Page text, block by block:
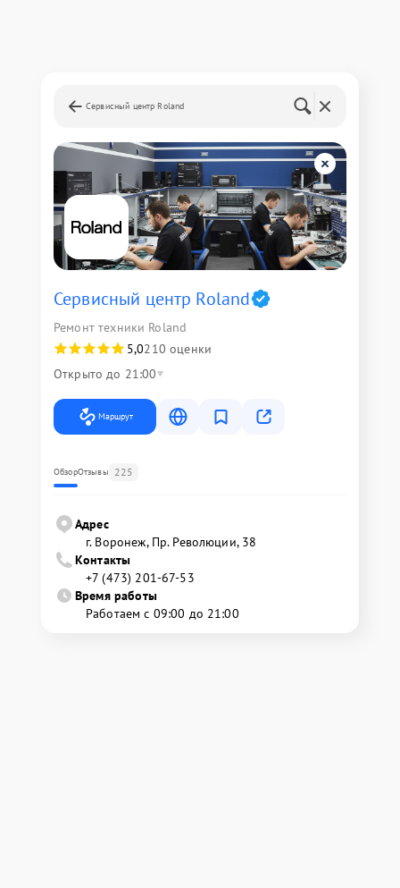
Сервисный центр Roland
Сервисный центр Roland
Ремонт техники Roland
5,0210 оценки
Открыто до 21:00
Маршрут
ОбзорОтзывы 225
Адрес
г. Воронеж, Пр. Революции, 38
Контакты
+7 (473) 201-67-53
Время работы
Работаем с 09:00 до 21:00